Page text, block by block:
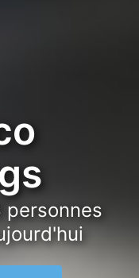
personnes